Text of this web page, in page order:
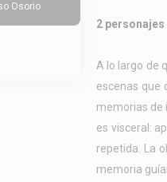
Osorio
2 personajes
A lo largo de
escenas que
memorias de
es visceral:
repetida. La
memoria